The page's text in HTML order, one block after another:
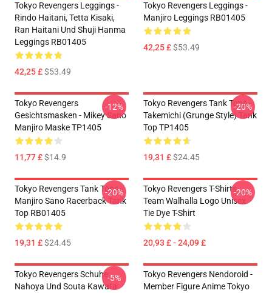
Tokyo Revengers Leggings -
Rindo Haitani, Tetta Kisaki,
Ran Haitani Und Shuji Hanma
Leggings RB01405
42,25 £$53.49
Tokyo Revengers Leggings -
Manjiro Leggings RB01405
42,25 £$53.49
Tokyo Revengers
Gesichtsmasken - Mikey Sano
Manjiro Maske TP1405
11,77 £$14.9
-12%
Tokyo Revengers Tank Tops -
Takemichi (Grunge Style) Tank
Top TP1405
19,31 £$24.45
-20%
Tokyo Revengers Tank Tops -
Manjiro Sano Racerback Tank
Top RB01405
19,31 £$24.45
-20%
Tokyo Revengers T-Shirts -
Team Walhalla Logo Unisex
Tie Dye T-Shirt
20,93 £ - 24,09 £
-20%
Tokyo Revengers Schuhe:
Nahoya Und Souta Kawata
-5%
Tokyo Revengers Nendoroid -
Member Figure Anime Tokyo